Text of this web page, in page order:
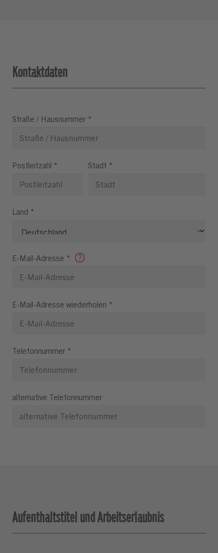
Kontaktdaten
Straße / Hausnummer *
Postleitzahl * Stadt *
Land *
E-Mail-Adresse *
E-Mail-Adresse wiederholen *
Telefonnummer *
alternative Telefonnummer
Aufenthaltstitel und Arbeitserlaubnis